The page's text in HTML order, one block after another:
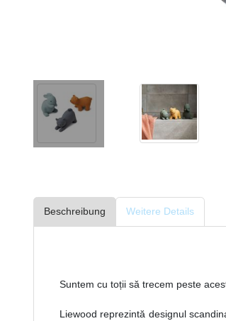
Beschreibung Weitere Details
Suntem cu toții să trecem peste
Liewood reprezintă designul